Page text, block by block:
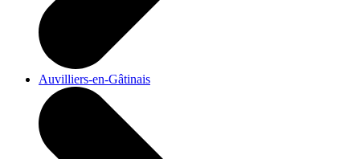
Auvilliers-en-Gâtinais